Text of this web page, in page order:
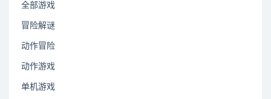
全部游戏
冒险解谜
动作冒险
动作游戏
单机游戏